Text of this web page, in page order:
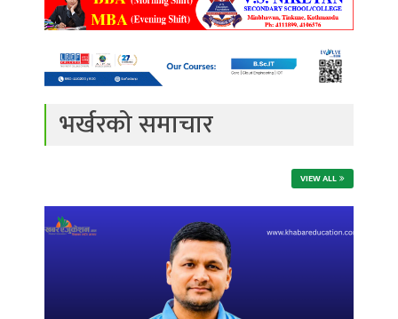
भर्खरको समाचार
VIEW ALL